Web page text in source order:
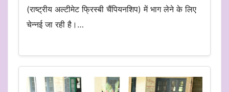
(राष्ट्रीय अल्टीमेट फ्रिस्बी चैंपियनशिप) में भाग लेने के लिए
चेन्नई जा रही है।…